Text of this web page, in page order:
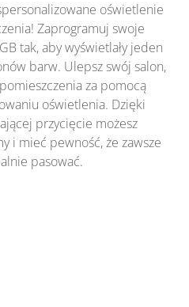
oświetlenie
Zaprogramuj swoje
tak, aby wyświetlały jeden
barw. Ulepsz swój salon,
za pomocą
oświetlenia. Dzięki
przycięcie możesz
i mieć pewność, że zawsze
pasować.